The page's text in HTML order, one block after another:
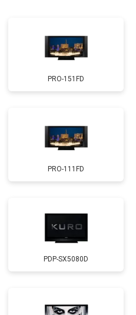
PRO-151FD
PRO-111FD
PDP-SX5080D